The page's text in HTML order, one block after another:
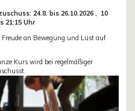
24.8. bis 26.10.2026 , 10
21:15 Uhr
an Bewegung und Lust auf
Kurs wird bei regelmäßiger